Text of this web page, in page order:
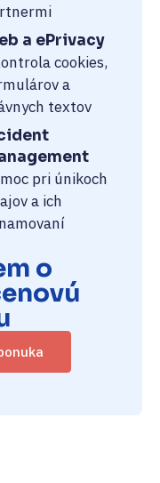
a ePrivacy
cookies,
a
textov
pri únikoch
a ich
o